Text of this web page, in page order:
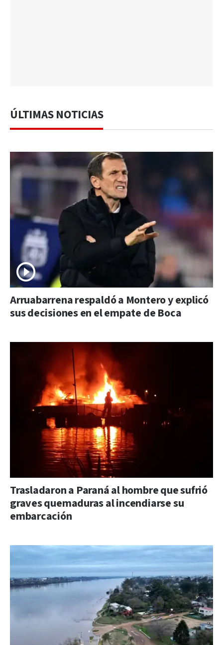
ÚLTIMAS NOTICIAS
Arruabarrena respaldó a Montero y explicó
sus decisiones en el empate de Boca
Trasladaron a Paraná al hombre que sufrió
graves quemaduras al incendiarse su
embarcación